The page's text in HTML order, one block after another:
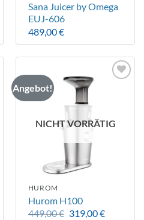
Sana Juicer by Omega
EUJ-606
489,00€
Angebot!
NICHT VORRÄTIG
HUROM
Hurom H100
449,00€ Ursprünglicher
319,00€Aktueller